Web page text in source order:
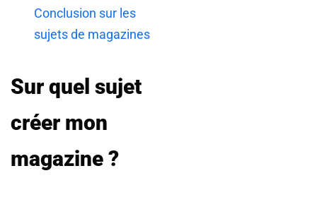
Conclusion sur les
sujets de magazines
Sur quel sujet
créer mon
magazine ?